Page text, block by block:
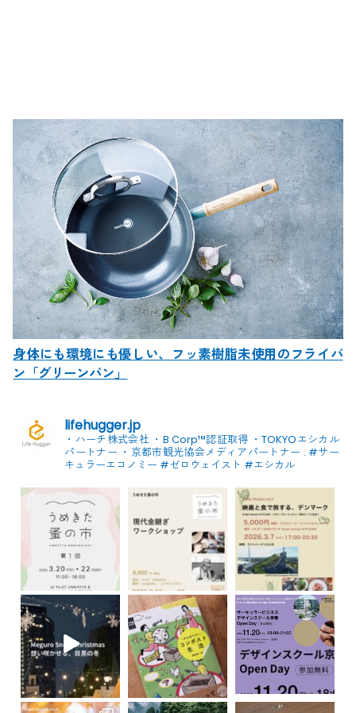
身体にも環境にも優しい、フッ素樹脂未使用のフライパ
ン「グリーンパン」
lifehugger.jp
・ハーチ株式会社 ・B Corp™認証取得 ・TOKYOエシカル
パートナー ・京都市観光協会メディアパートナー . #サー
キュラーエコノミー #ゼロウェイスト #エシカル